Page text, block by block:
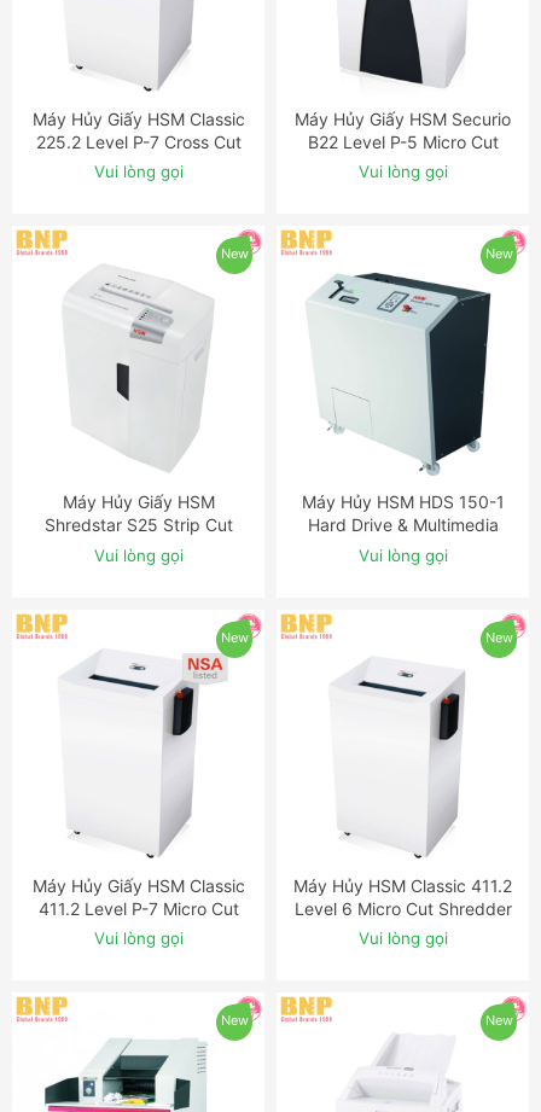
ĐẶT NGAY
Máy Hủy Giấy HSM Classic
225.2 Level P-7 Cross Cut
Shredder with Automatic
Oiler
Vui lòng gọi
ĐẶT NGAY
Máy Hủy Giấy HSM Securio
B22 Level P-5 Micro Cut
Shredder
Vui lòng gọi
New
ĐẶT NGAY
Máy Hủy Giấy HSM
Shredstar S25 Strip Cut
Shredder
Vui lòng gọi
New
ĐẶT NGAY
Máy Hủy HSM HDS 150-1
Hard Drive & Multimedia
Shredder
Vui lòng gọi
New
ĐẶT NGAY
Máy Hủy Giấy HSM Classic
411.2 Level P-7 Micro Cut
Shredder with Auto-Oiler
Vui lòng gọi
New
ĐẶT NGAY
Máy Hủy HSM Classic 411.2
Level 6 Micro Cut Shredder
with OMDD Slot
Vui lòng gọi
New New